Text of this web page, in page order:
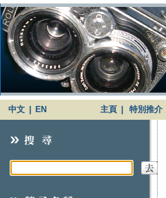
中文 EN 主頁 特別推介